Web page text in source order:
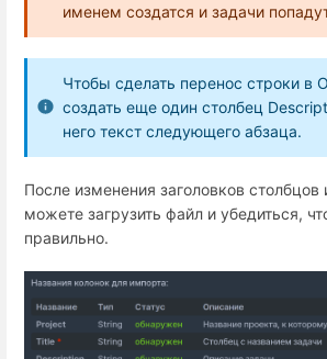
именем создатся и задачи
Чтобы сделать перенос строки в
создать еще один столбец
него текст следующего абзаца.
После изменения заголовков
можете загрузить файл и убедиться,
правильно.